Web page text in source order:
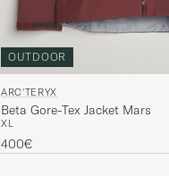
OUTDOOR
ARC'TERYX
Beta Gore-Tex Jacket Mars
XL
400€